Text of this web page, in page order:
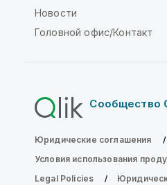
Новости
Головной офис/Контакт
Сообщество
Юридические соглашения
Условия использования
Legal Policies